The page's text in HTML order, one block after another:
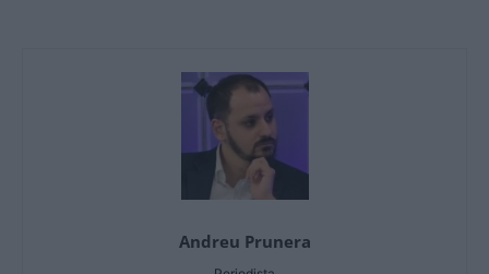
Andreu Prunera